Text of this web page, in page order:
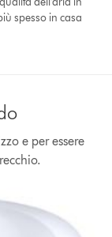
spesso in casa
e per essere